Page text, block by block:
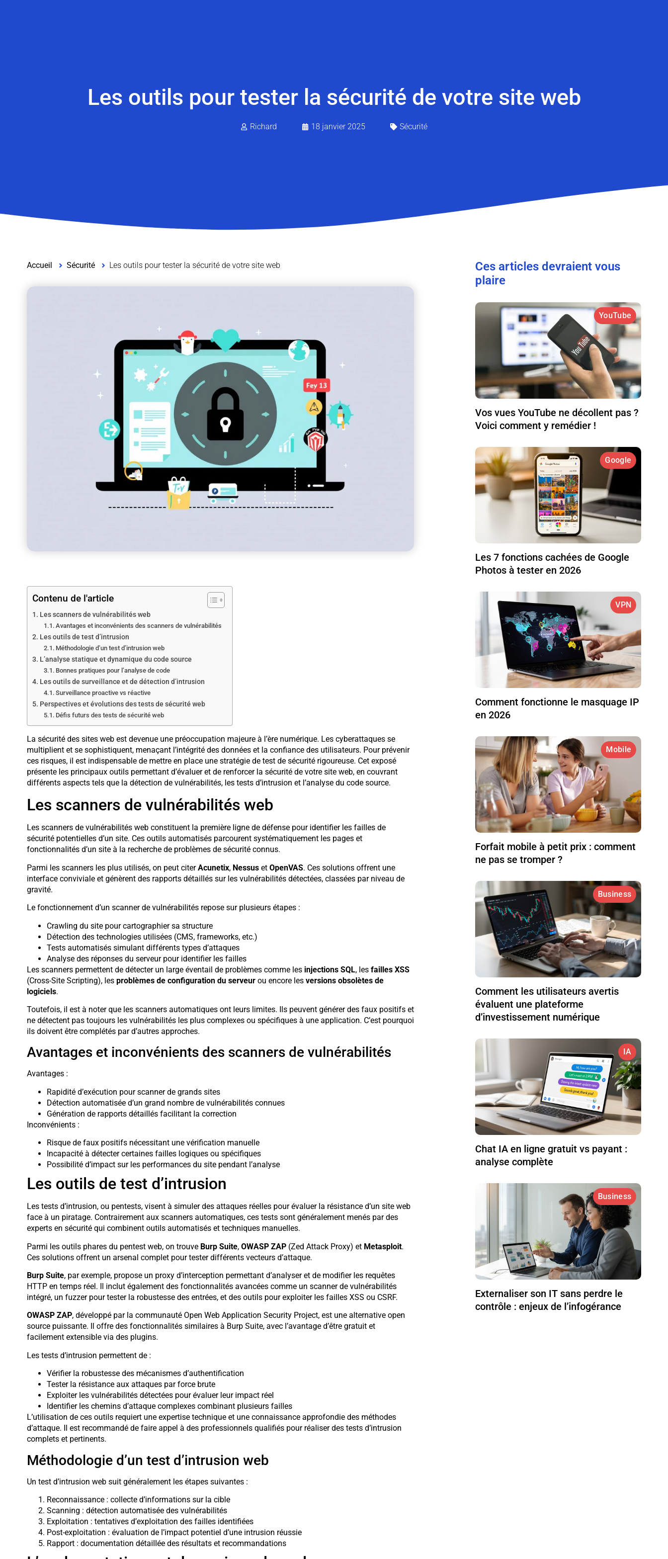
Les outils pour tester la sécurité de votre site web
Richard 18 janvier 2025 Sécurité
Accueil Sécurité Les outils pour tester la sécurité de votre site web
Contenu de l'article
Les scanners de vulnérabilités web
Avantages et inconvénients des scanners de vulnérabilités
Les outils de test d’intrusion
Méthodologie d’un test d’intrusion web
L’analyse statique et dynamique du code source
Bonnes pratiques pour l’analyse de code
Les outils de surveillance et de détection d’intrusion
Surveillance proactive vs réactive
Perspectives et évolutions des tests de sécurité web
Défis futurs des tests de sécurité web
La sécurité des sites web est devenue une préoccupation majeure à l’ère numérique. Les cyberattaques se
multiplient et se sophistiquent, menaçant l’intégrité des données et la confiance des utilisateurs. Pour prévenir
ces risques, il est indispensable de mettre en place une stratégie de test de sécurité rigoureuse. Cet exposé
présente les principaux outils permettant d’évaluer et de renforcer la sécurité de votre site web, en couvrant
différents aspects tels que la détection de vulnérabilités, les tests d’intrusion et l’analyse du code source.
Les scanners de vulnérabilités web
Les scanners de vulnérabilités web constituent la première ligne de défense pour identifier les failles de
sécurité potentielles d’un site. Ces outils automatisés parcourent systématiquement les pages et
fonctionnalités d’un site à la recherche de problèmes de sécurité connus.
Parmi les scanners les plus utilisés, on peut citerAcunetix, Nessuset OpenVAS. Ces solutions offrent une
interface conviviale et génèrent des rapports détaillés sur les vulnérabilités détectées, classées par niveau de
gravité.
Le fonctionnement d’un scanner de vulnérabilités repose sur plusieurs étapes :
Crawling du site pour cartographier sa structure
Détection des technologies utilisées (CMS, frameworks, etc.)
Tests automatisés simulant différents types d’attaques
Analyse des réponses du serveur pour identifier les failles
Les scanners permettent de détecter un large éventail de problèmes comme les injections SQL, les failles XSS
(Cross-Site Scripting), les problèmes de configuration du serveurou encore les versions obsolètes de
logiciels.
Toutefois, il est à noter que les scanners automatiques ont leurs limites. Ils peuvent générer des faux positifs et
ne détectent pas toujours les vulnérabilités les plus complexes ou spécifiques à une application. C’est pourquoi
ils doivent être complétés par d’autres approches.
Avantages et inconvénients des scanners de vulnérabilités
Avantages :
Rapidité d’exécution pour scanner de grands sites
Détection automatisée d’un grand nombre de vulnérabilités connues
Génération de rapports détaillés facilitant la correction
Inconvénients :
Risque de faux positifs nécessitant une vérification manuelle
Incapacité à détecter certaines failles logiques ou spécifiques
Possibilité d’impact sur les performances du site pendant l’analyse
Les outils de test d’intrusion
Les tests d’intrusion, ou pentests, visent à simuler des attaques réelles pour évaluer la résistance d’un site web
face à un piratage. Contrairement aux scanners automatiques, ces tests sont généralement menés par des
experts en sécurité qui combinent outils automatisés et techniques manuelles.
Parmi les outils phares du pentest web, on trouve Burp Suite, OWASP ZAP(Zed Attack Proxy) et Metasploit.
Ces solutions offrent un arsenal complet pour tester différents vecteurs d’attaque.
Burp Suite, par exemple, propose un proxy d’interception permettant d’analyser et de modifier les requêtes
HTTP en temps réel. Il inclut également des fonctionnalités avancées comme un scanner de vulnérabilités
intégré, un fuzzer pour tester la robustesse des entrées, et des outils pour exploiter les failles XSS ou CSRF.
OWASP ZAP, développé par la communauté Open Web Application Security Project, est une alternative open
source puissante. Il offre des fonctionnalités similaires à Burp Suite, avec l’avantage d’être gratuit et
facilement extensible via des plugins.
Les tests d’intrusion permettent de :
Vérifier la robustesse des mécanismes d’authentification
Tester la résistance aux attaques par force brute
Exploiter les vulnérabilités détectées pour évaluer leur impact réel
Identifier les chemins d’attaque complexes combinant plusieurs failles
L’utilisation de ces outils requiert une expertise technique et une connaissance approfondie des méthodes
d’attaque. Il est recommandé de faire appel à des professionnels qualifiés pour réaliser des tests d’intrusion
complets et pertinents.
Méthodologie d’un test d’intrusion web
Un test d’intrusion web suit généralement les étapes suivantes :
Reconnaissance : collecte d’informations sur la cible
Scanning : détection automatisée des vulnérabilités
Exploitation : tentatives d’exploitation des failles identifiées
Post-exploitation : évaluation de l’impact potentiel d’une intrusion réussie
Rapport : documentation détaillée des résultats et recommandations
Ces articles devraient vous
plaire
YouTube
Vos vues YouTube ne décollent pas ?
Voici comment y remédier !
Google
Les 7 fonctions cachées de Google
Photos à tester en 2026
VPN
Comment fonctionne le masquage IP
en 2026
Mobile
Forfait mobile à petit prix : comment
ne pas se tromper ?
Business
Comment les utilisateurs avertis
évaluent une plateforme
d’investissement numérique
IA
Chat IA en ligne gratuit vs payant :
analyse complète
Business
Externaliser son IT sans perdre le
contrôle : enjeux de l’infogérance